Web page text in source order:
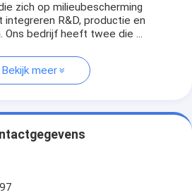
zich op milieubescherming
R&D, productie en
Ons bedrijf heeft twee die ...
Bekijk meer